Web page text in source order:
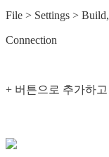
File > Settings >
Connection
+ 버튼으로 추가하